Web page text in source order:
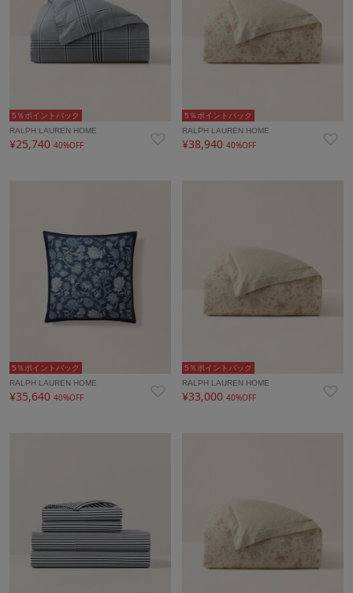
5％ポイントバック
RALPH LAUREN HOME
¥25,740 40%OFF
5％ポイントバック
RALPH LAUREN HOME
¥38,94040%OFF
5％ポイントバック
RALPH LAUREN HOME
¥35,640 40%OFF
5％ポイントバック
RALPH LAUREN HOME
¥33,00040%OFF